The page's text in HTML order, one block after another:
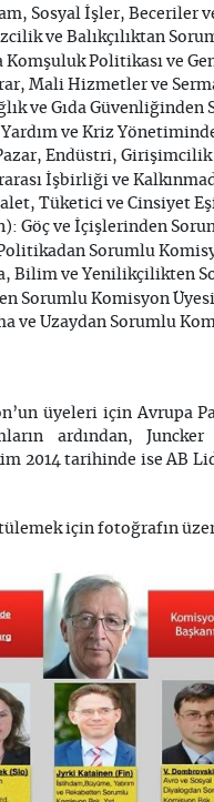
Sosyal İşler, Beceriler
ve Balıkçılıktan
Politikası ve
Mali Hizmetler ve
ve Gıda Güvenliğinden
ve Kriz
Endüstri, Girişimcilik
İşbirliği ve
Tüketici ve Cinsiyet
Göç ve İçişlerinden
Sorumlu
Bilim ve Yenilikçilikten
Sorumlu Komisyon Üyesi
ve Uzaydan Sorumlu
üyeleri için Avrupa
ardından,
2014 tarihinde ise AB
için fotoğrafın